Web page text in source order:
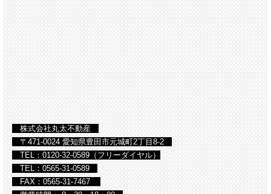
株式会社丸太不動産
〒471-0024 愛知県豊田市元城町2丁目8-2
TEL：0120-32-0589（フリーダイヤル）
TEL：0565-31-0589
FAX：0565-31-7467